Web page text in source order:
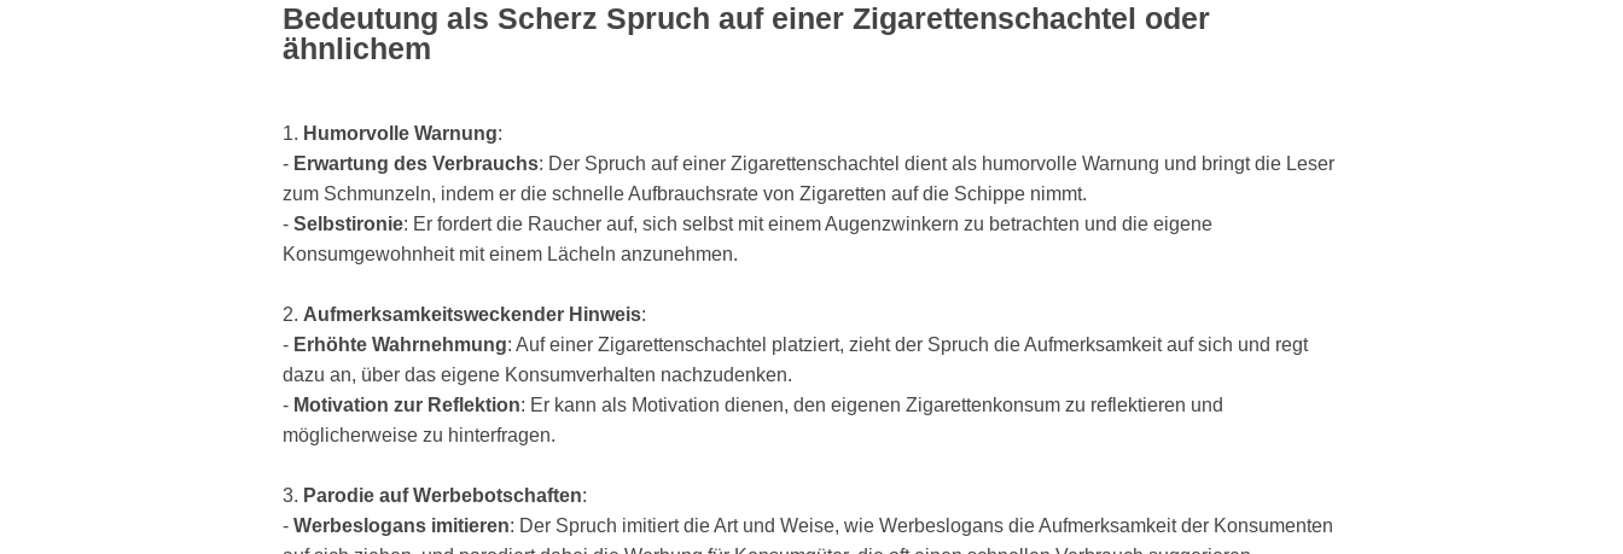
Bedeutung als Scherz Spruch auf einer Zigarettenschachtel oder
ähnlichem
1. Humorvolle Warnung:
- Erwartung des Verbrauchs: Der Spruch auf einer Zigarettenschachtel dient als humorvolle Warnung und bringt die Leser
zum Schmunzeln, indem er die schnelle Aufbrauchsrate von Zigaretten auf die Schippe nimmt.
- Selbstironie: Er fordert die Raucher auf, sich selbst mit einem Augenzwinkern zu betrachten und die eigene
Konsumgewohnheit mit einem Lächeln anzunehmen.
2. Aufmerksamkeitsweckender Hinweis:
- Erhöhte Wahrnehmung: Auf einer Zigarettenschachtel platziert, zieht der Spruch die Aufmerksamkeit auf sich und regt
dazu an, über das eigene Konsumverhalten nachzudenken.
- Motivation zur Reflektion: Er kann als Motivation dienen, den eigenen Zigarettenkonsum zu reflektieren und
möglicherweise zu hinterfragen.
3. Parodie auf Werbebotschaften:
- Werbeslogans imitieren: Der Spruch imitiert die Art und Weise, wie Werbeslogans die Aufmerksamkeit der Konsumenten